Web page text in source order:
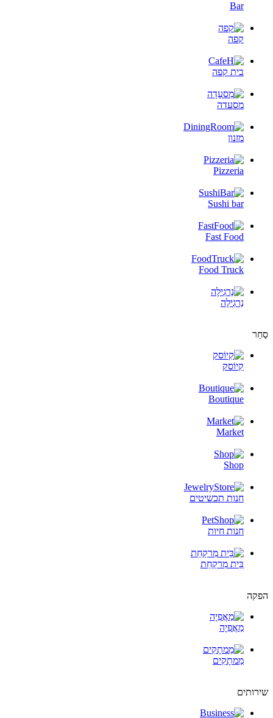
Bar
קפה
בית קפה
מסעדה
מזנון
Pizzeria
Sushi bar
Fast Food
Food Truck
נַרגִילָה
סַחַר
קִיוֹסק
Boutique
Market
Shop
חנות תכשיטים
חנות חיות
בֵּית מִרקַחַת
הפקה
מַאֲפִיָה
מַמתָקִים
שירותים